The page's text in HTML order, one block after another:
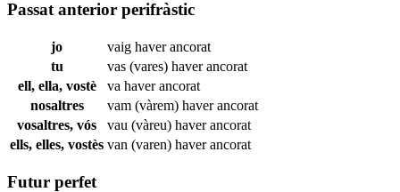
Passat anterior perifràstic
jo vaig haverancorat
tu
vas (vares) haverancorat
ell, ella, vostè
va haverancorat
nosaltres
vam (vàrem) haverancorat
vosaltres, vós
vau (vàreu) haverancorat
ells, elles, vostès van (varen) haverancorat
Futur perfet